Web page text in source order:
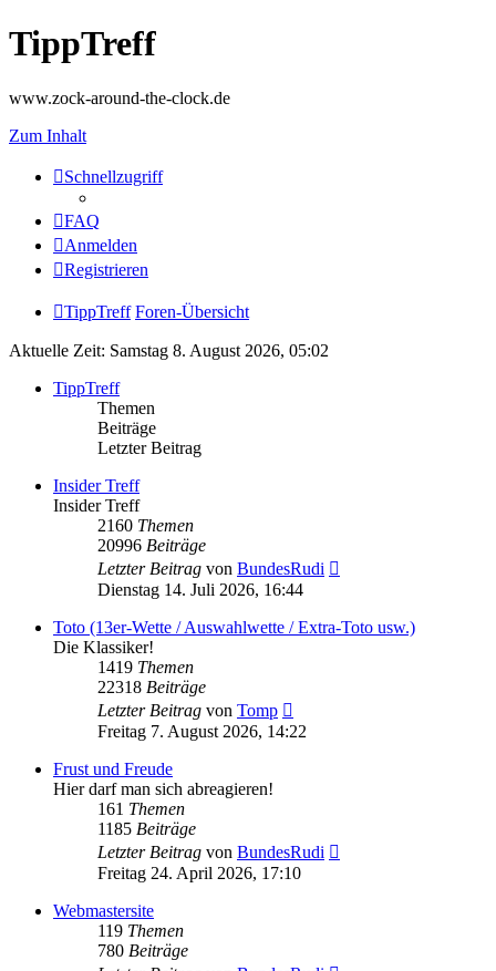
TippTreff
www.zock-around-the-clock.de
Zum Inhalt
Schnellzugriff
FAQ
Anmelden
Registrieren
TippTreff Foren-Übersicht
Aktuelle Zeit: Samstag 8. August 2026, 05:02
TippTreff
Themen
Beiträge
Letzter Beitrag
Insider Treff
Insider Treff
2160 Themen
20996 Beiträge
Letzter Beitrag von BundesRudi
Dienstag 14. Juli 2026, 16:44
Toto (13er-Wette / Auswahlwette / Extra-Toto usw.)
Die Klassiker!
1419 Themen
22318 Beiträge
Letzter Beitrag von Tomp
Beitrag
Freitag 7. August 2026, 14:22
Frust und Freude
Hier darf man sich abreagieren!
161 Themen
1185 Beiträge
Letzter Beitrag von BundesRudi
Freitag 24. April 2026, 17:10
Webmastersite
119 Themen
780 Beiträge